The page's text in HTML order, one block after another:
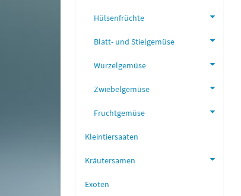
Hülsenfrüchte
Blatt- und Stielgemüse
Wurzelgemüse
Zwiebelgemüse
Fruchtgemüse
Kleintiersaaten
Kräutersamen
Exoten